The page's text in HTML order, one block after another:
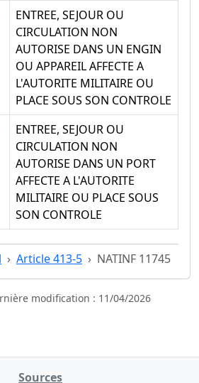
ENTREE, SEJOUR OU
CIRCULATION NON
AUTORISE DANS UN ENGIN
OU APPAREIL AFFECTE A
L'AUTORITE MILITAIRE OU
PLACE SOUS SON CONTROLE
ENTREE, SEJOUR OU
CIRCULATION NON
AUTORISE DANS UN PORT
AFFECTE A L'AUTORITE
MILITAIRE OU PLACE SOUS
SON CONTROLE
Article 413-5 NATINF 11745
modification : 11/04/2026
Sources